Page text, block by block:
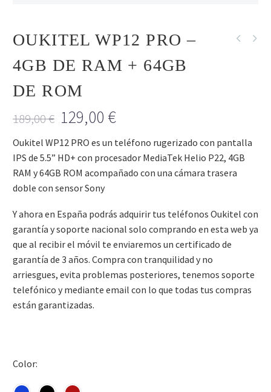
NUEVO
OUKITEL WP12 PRO –
4GB DE RAM + 64GB
DE ROM
189,00€ 129,00 €
Oukitel WP12 PRO es un teléfono rugerizado con pantalla
IPS de 5.5” HD+ con procesador MediaTek Helio P22, 4GB
RAM y 64GB ROM acompañado con una cámara trasera
doble con sensor Sony
Y ahora en España podrás adquirir tus teléfonos Oukitel con
garantía y soporte nacional solo comprando en esta web ya
que al recibir el móvil te enviaremos un certificado de
garantía de 3 años. Compra con tranquilidad y no
arriesgues, evita problemas posteriores, tenemos soporte
telefónico y mediante email con lo que todas tus compras
están garantizadas.
Color